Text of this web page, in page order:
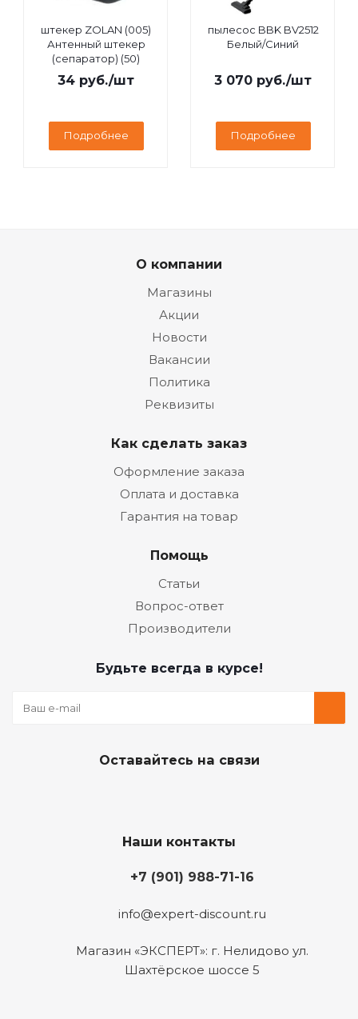
штекер ZOLAN (005)
Антенный штекер
(сепаратор) (50)
34 руб./шт
Подробнее
пылесос BBK BV2512
Белый/Синий
3 070 руб./шт
Подробнее
О компании
Магазины
Акции
Новости
Вакансии
Политика
Реквизиты
Как сделать заказ
Оформление заказа
Оплата и доставка
Гарантия на товар
Помощь
Статьи
Вопрос-ответ
Производители
Будьте всегда в курсе!
Оставайтесь на связи
Наши контакты
+7 (901) 988-71-16
info@expert-discount.ru
Магазин «ЭКСПЕРТ»: г. Нелидово ул.
Шахтёрское шоссе 5